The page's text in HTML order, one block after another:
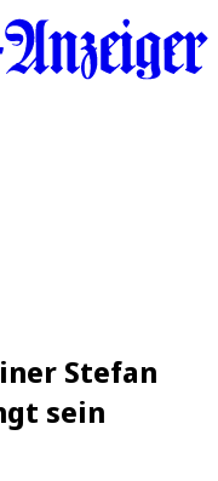
Stefan
sein